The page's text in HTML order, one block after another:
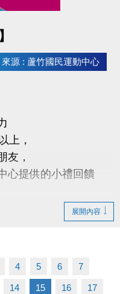
116
裡開心奔跑、勇敢挑
來源 : 蘆竹國民運動中心
上，
友，
心提供的小禮回饋
展開內容
4 5 6 7
14 15 16 17